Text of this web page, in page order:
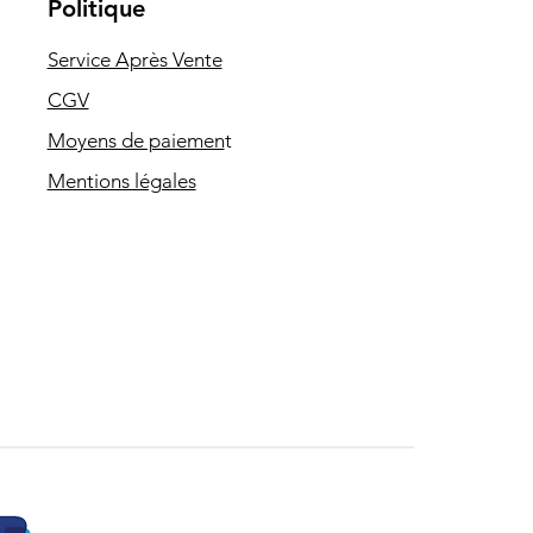
Politique
Service Après Vente
CGV
Moyens de paiement
Mentions légales